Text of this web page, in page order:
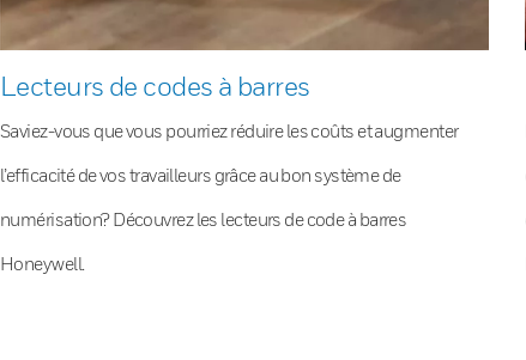
Lecteurs de codes à barres
Saviez-vous que vous pourriez réduire les coûts et augmenter
l’efficacité de vos travailleurs grâce au bon système de
numérisation? Découvrez les lecteurs de code à barres
Honeywell.